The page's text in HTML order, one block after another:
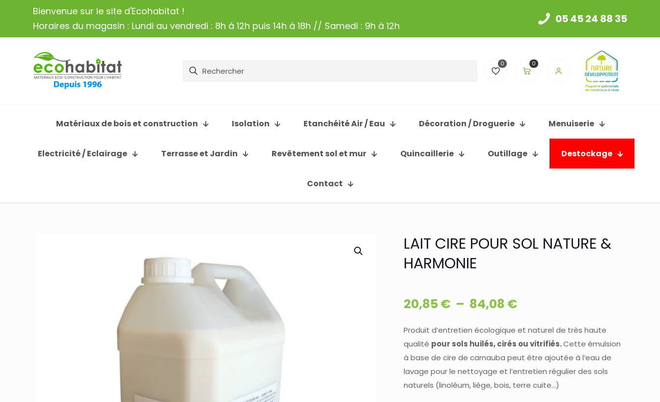
Bienvenue sur le site d'Ecohabitat !
Horaires du magasin : Lundi au vendredi : 8h à 12h puis 14h à 18h // Samedi : 9h à 12h
05 45 24 88 35
0 0
Matériaux de bois et construction Isolation Etanchéité Air / Eau Décoration / Droguerie Menuiserie
Electricité / Eclairage Terrasse et Jardin Revêtement sol et mur Quincaillerie Outillage Destockage
Contact
LAIT CIRE POUR SOL NATURE &
HARMONIE
20,85 € – 84,08 €
prix :
20,85 €
à
84,08 €
Produit d’entretien écologique et naturel de très haute
qualité pour sols huilés, cirés ou vitrifiés.Cette émulsion
à base de cire de carnauba peut être ajoutée à l’eau de
lavage pour le nettoyage et l’entretien régulier des sols
naturels (linoléum, liège, bois, terre cuite…)